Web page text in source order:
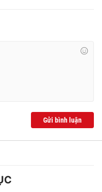
Phạm Quốc Thắng,
Gửi bình luận